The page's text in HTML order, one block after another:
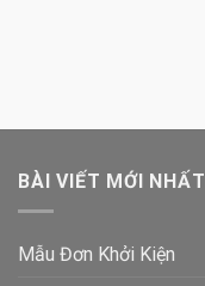
BÀI VIẾT MỚI NHẤT
Mẫu Đơn Khởi Kiện